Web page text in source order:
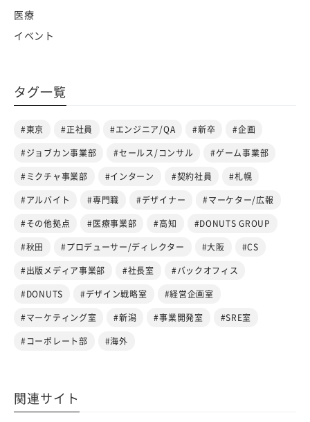
医療
イベント
タグ一覧
#東京 #正社員 #エンジニア/QA #新卒 #企画
#ジョブカン事業部 #セールス/コンサル #ゲーム事業部
#ミクチャ事業部 #インターン #契約社員 #札幌
#アルバイト #専門職 #デザイナー #マーケター/広報
#その他拠点 #医療事業部 #高知 #DONUTS GROUP
#秋田 #プロデューサー/ディレクター #大阪 #CS
#出版メディア事業部 #社長室 #バックオフィス
#DONUTS #デザイン戦略室 #経営企画室
#マーケティング室 #新潟 #事業開発室 #SRE室
#コーポレート部 #海外
関連サイト